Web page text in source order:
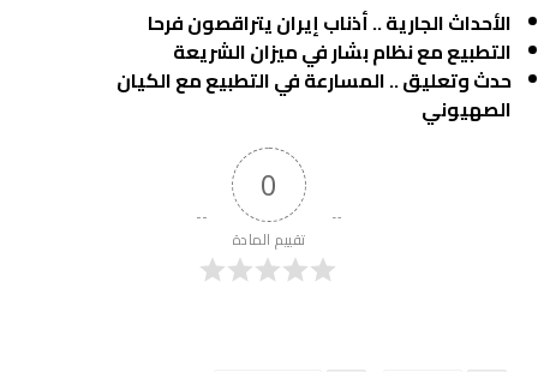
الأحداث الجارية .. أذناب إيران يتراقصون فرحا
التطبيع مع نظام بشار في ميزان الشريعة
حدث وتعليق .. المسارعة في التطبيع مع الكيان
الصهيوني
0
تقييم المادة